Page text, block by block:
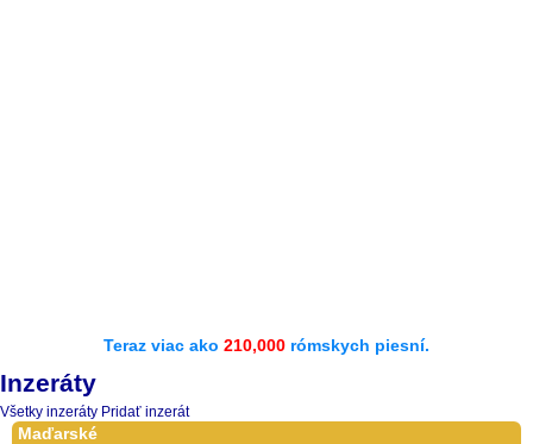
Teraz viac ako 210,000 rómskych piesní.
Inzeráty
Všetky inzeráty Pridať inzerát
Maďarské